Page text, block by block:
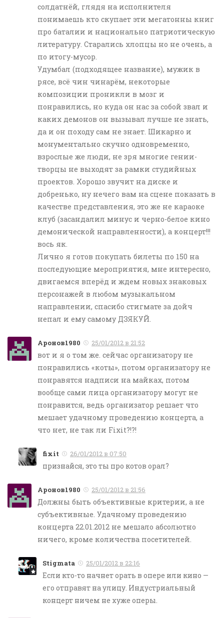
солдатнёй, глядя на исполнителя
понимаешь кто скупает эти мегатонны книг
про баталии и национально патриотическую
литературу. Старались хлопцы но не очень, а
по итогу-мусор.
Удумбал (подходящее название), мужик в
рясе, всё чин чинарём, некоторые
композиции проникли в мозг и
понравились, но куда он нас за собой звал и
каких демонов он вызывал лучше не знать,
да и он походу сам не знает. Шикарно и
монументально скучно одновременно,
взрослые же люди, не зря многие гении-
творцы не выходят за рамки студийных
проектов. Хорошо звучит на диске и
добренько, ну нечего вам на сцене показать в
качестве представления, это же не караоке
клуб (засандалил минус и черно-белое кино
демонической направленности), а концерт!!!
вось як.
Лично я готов покупать билеты по 150 на
последующие мероприятия, мне интересно,
двигаемся вперёд и ждем новых знаковых
персонажей в любом музыкальном
направлении, спасибо стигмате за дойч
непал и ему самому ДЗЯКУЙ.
Aронов1980 25/01/2012 в 21:52
вот и я о том же. сейчас организатору не
понравились «коты», потом организатору не
понравятся надписи на майках, потом
вообще сами лица организатору могут не
понравится, ведь организатор решает что
мешает удачному проведению концерта, а
что нет, не так ли Fixit?!?!
fixit 26/01/2012 в 07:50
признайся, это ты про котов орал?
Aронов1980 25/01/2012 в 21:56
Должны быть объективные критерии, а не
субъективные. Удачному проведению
концерта 22.01.2012 не мешало абсолютно
ничего, кроме количества посетителей.
Stigmata 25/01/2012 в 22:16
Если кто-то начнет орать в опере или кино —
его отправят на улицу. Индустриальный
концерт ничем не хуже оперы.